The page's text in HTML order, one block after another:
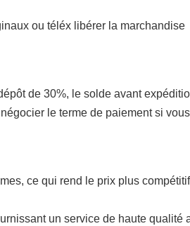
ou téléx libérer la marchandise
de 30%, le solde avant
le terme de paiement si
ce qui rend le prix plus
un service de haute qualité